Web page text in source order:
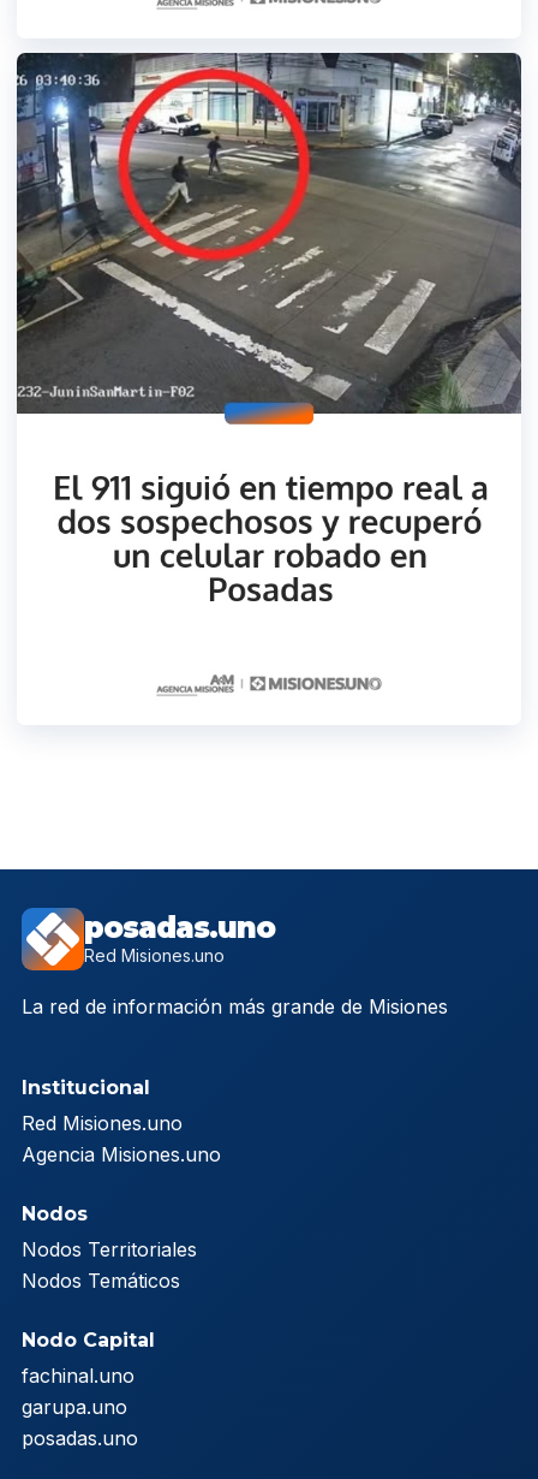
posadas.uno
Red Misiones.uno
La red de información más grande de Misiones
Institucional
Red Misiones.uno
Agencia Misiones.uno
Nodos
Nodos Territoriales
Nodos Temáticos
Nodo Capital
fachinal.uno
garupa.uno
posadas.uno